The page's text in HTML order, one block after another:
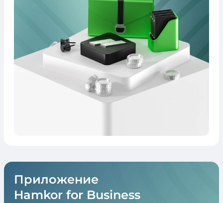
Приложение
Hamkor for Business